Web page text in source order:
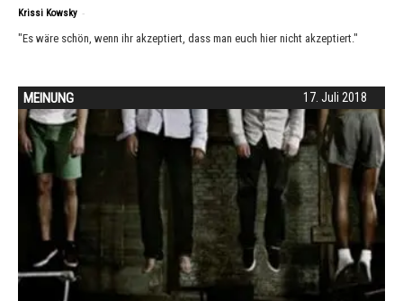
Krissi Kowsky -
"Es wäre schön, wenn ihr akzeptiert, dass man euch hier nicht akzeptiert."
17. Juli 2018
MEINUNG